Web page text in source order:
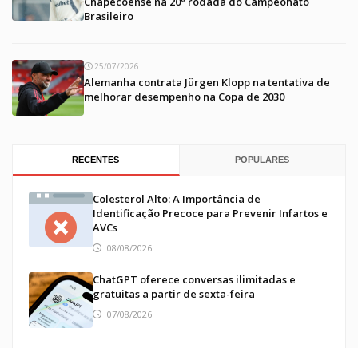
Brasileiro
25/07/2026
Alemanha contrata Jürgen Klopp na tentativa de
melhorar desempenho na Copa de 2030
RECENTES POPULARES
Colesterol Alto: A Importância de
Identificação Precoce para Prevenir Infartos e
AVCs
08/08/2026
ChatGPT oferece conversas ilimitadas e
gratuitas a partir de sexta-feira
07/08/2026